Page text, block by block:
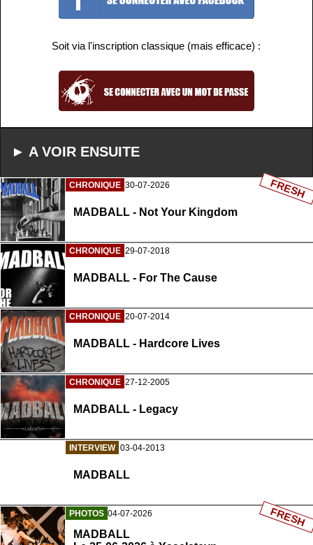
Soit via l'inscription classique (mais efficace) :
► A VOIR ENSUITE
CHRONIQUE 30-07-2026
MADBALL - Not Your Kingdom
FRESH
CHRONIQUE 29-07-2018
MADBALL - For The Cause
CHRONIQUE 20-07-2014
MADBALL - Hardcore Lives
CHRONIQUE 27-12-2005
MADBALL - Legacy
INTERVIEW 03-04-2013
MADBALL
PHOTOS 04-07-2026
MADBALL
FRESH